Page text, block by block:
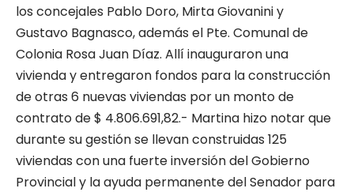
los concejales Pablo Doro, Mirta Giovanini y
Gustavo Bagnasco, además el Pte. Comunal de
Colonia Rosa Juan Díaz. Allí inauguraron una
vivienda y entregaron fondos para la construcción
de otras 6 nuevas viviendas por un monto de
contrato de $ 4.806.691,82.- Martina hizo notar que
durante su gestión se llevan construidas 125
viviendas con una fuerte inversión del Gobierno
Provincial y la ayuda permanente del Senador para